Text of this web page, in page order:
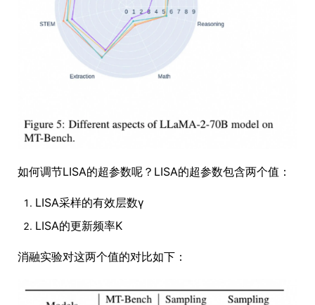
如何调节LISA的超参数呢？LISA的超参数包含两个值：
LISA采样的有效层数γ
LISA的更新频率K
消融实验对这两个值的对比如下：